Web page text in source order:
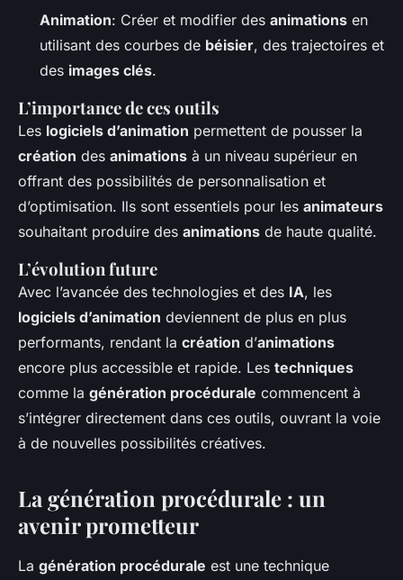
Animation: Créer et modifier des animations en
utilisant des courbes de béisier, des trajectoires et
des images clés.
L’importance de ces outils
Les logiciels d’animation permettent de pousser la
création des animations à un niveau supérieur en
offrant des possibilités de personnalisation et
d’optimisation. Ils sont essentiels pour les animateurs
souhaitant produire des animations de haute qualité.
L’évolution future
Avec l’avancée des technologies et des IA, les
logiciels d’animation deviennent de plus en plus
performants, rendant la création d’animations
encore plus accessible et rapide. Les techniques
comme la génération procédurale commencent à
s’intégrer directement dans ces outils, ouvrant la voie
à de nouvelles possibilités créatives.
La génération procédurale : un
avenir prometteur
La génération procédurale est une technique